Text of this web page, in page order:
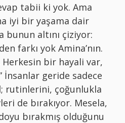
tabii ki yok. Ama
iyi bir yaşama dair
bunun altını çiziyor:
farkı yok Amina’nın.
Herkesin bir hayali var,
İnsanlar geride sadece
rutinlerini, çoğunlukla
de bırakıyor. Mesela,
bırakmış olduğunu